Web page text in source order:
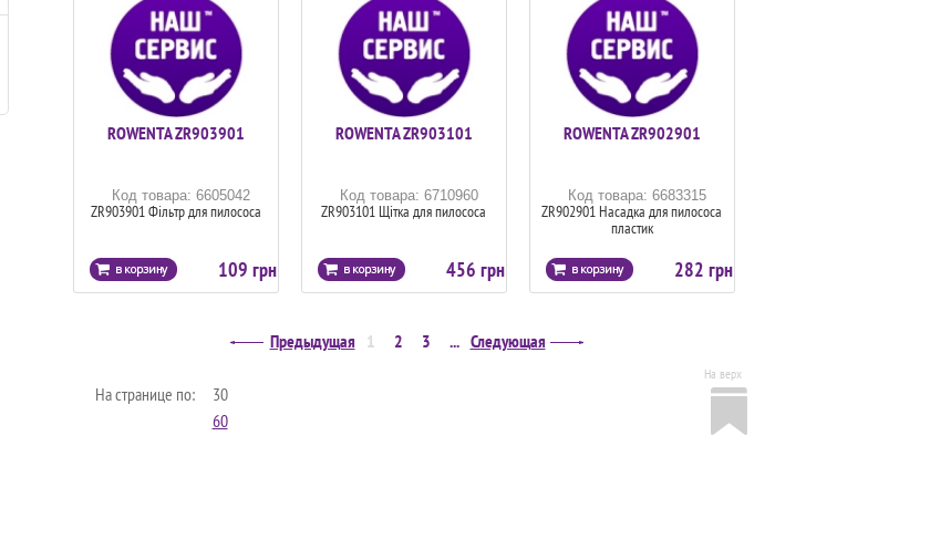
ROWENTA ZR903901
Код товара: 6605042
ZR903901 Фільтр для пилососа
109 грн
ROWENTA ZR903101
Код товара: 6710960
ZR903101 Щітка для пилососа
456 грн
ROWENTA ZR902901
Код товара: 6683315
ZR902901 Насадка для пилососа
пластик
282 грн
Предыдущая 1 2 3 ... Следующая
На странице по:
30
60
На верх